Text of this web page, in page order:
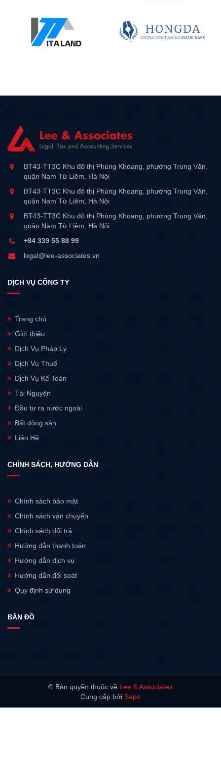
BT43-TT3C Khu đô thị Phùng Khoang, phường Trung Văn,
quận Nam Từ Liêm, Hà Nội
BT43-TT3C Khu đô thị Phùng Khoang, phường Trung Văn,
quận Nam Từ Liêm, Hà Nội
BT43-TT3C Khu đô thị Phùng Khoang, phường Trung Văn,
quận Nam Từ Liêm, Hà Nội
+84 339 55 88 99
legal@lee-associates.vn
DỊCH VỤ CÔNG TY
Trang chủ
Giới thiệu
Dịch Vụ Pháp Lý
Dịch Vụ Thuế
Dịch Vụ Kế Toán
Tài Nguyên
Đầu tư ra nước ngoài
Bất động sản
Liên Hệ
CHÍNH SÁCH, HƯỚNG DẪN
Chính sách bảo mật
Chính sách vận chuyển
Chính sách đổi trả
Hướng dẫn thanh toán
Hướng dẫn dịch vụ
Hướng dẫn đối soát
Quy định sử dụng
BẢN ĐỒ
© Bản quyền thuộc về Lee & Associates
Cung cấp bởi Sapo